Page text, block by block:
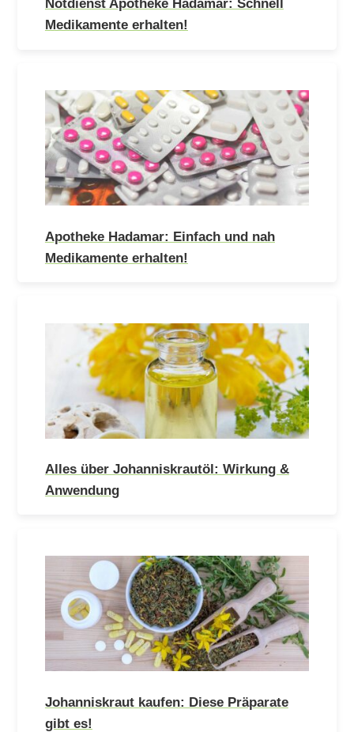
Notdienst Apotheke Hadamar: Schnell
Medikamente erhalten!
Apotheke Hadamar: Einfach und nah
Medikamente erhalten!
Alles über Johanniskrautöl: Wirkung &
Anwendung
Johanniskraut kaufen: Diese Präparate
gibt es!